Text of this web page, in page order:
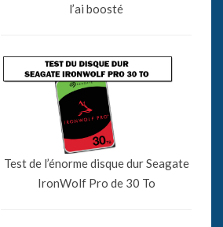
l’ai boosté
Test de l’énorme disque dur Seagate
IronWolf Pro de 30 To